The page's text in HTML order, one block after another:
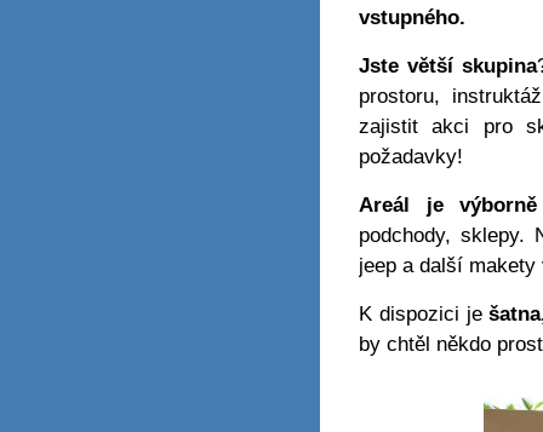
vstupného.
Jste větší skupina
prostoru,
zajistit akci pro
požadavky!
Areál je výborně
podchody, sklepy.
jeep a další
K dispozici je
by chtěl někdo